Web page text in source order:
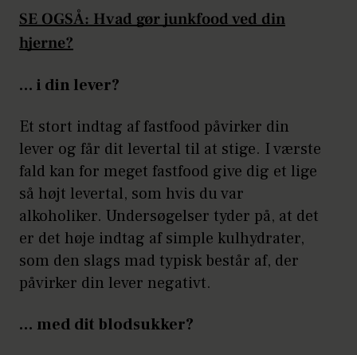
SE OGSÅ: Hvad gør junkfood ved din
hjerne?
… i din lever?
Et stort indtag af fastfood påvirker din
lever og får dit levertal til at stige. I værste
fald kan for meget fastfood give dig et lige
så højt levertal, som hvis du var
alkoholiker. Undersøgelser tyder på, at det
er det høje indtag af simple kulhydrater,
som den slags mad typisk består af, der
påvirker din lever negativt.
… med dit blodsukker?